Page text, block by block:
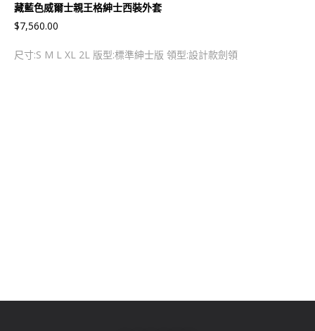
藏藍色威爾士親王格紳士西裝外套
$7,560.00
尺寸:S M L XL 2L 版型:標準紳士版 領型:設計款劍領